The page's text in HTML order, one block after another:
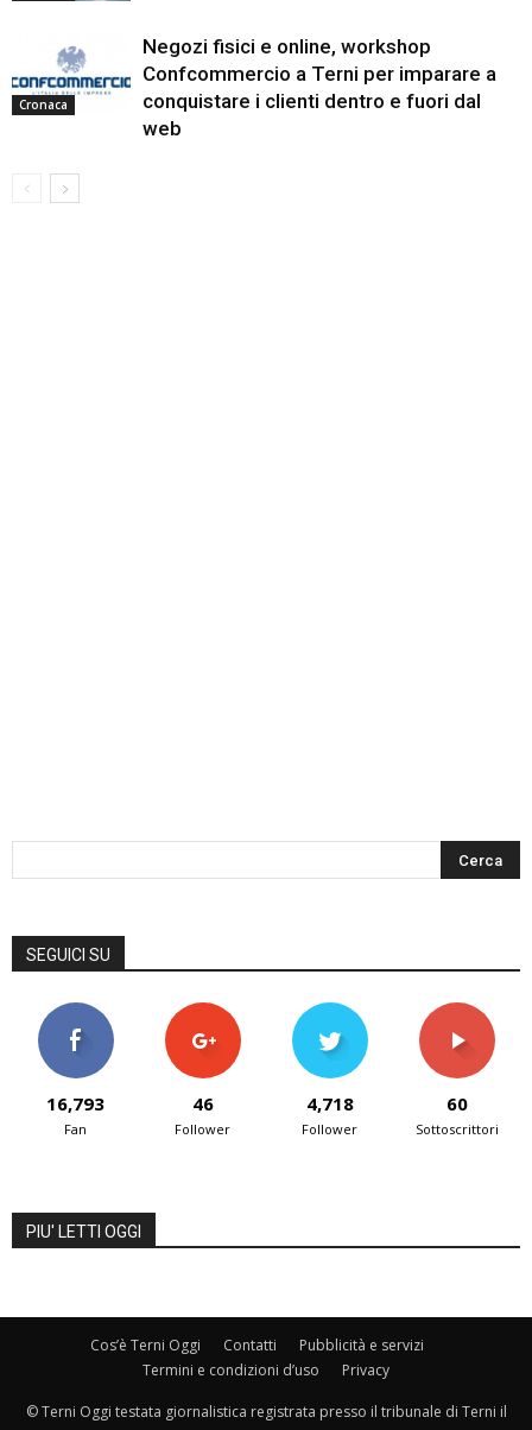
Cronaca
Negozi fisici e online, workshop
Confcommercio a Terni per imparare a
conquistare i clienti dentro e fuori dal
web
SEGUICI SU
16,793
Fan
46
Follower
4,718
Follower
60
Sottoscrittori
PIU' LETTI OGGI
Cos’è Terni Oggi Contatti
Pubblicità e servizi
Termini e condizioni d’uso
Privacy
© Terni Oggi testata giornalistica registrata presso il tribunale di Terni il